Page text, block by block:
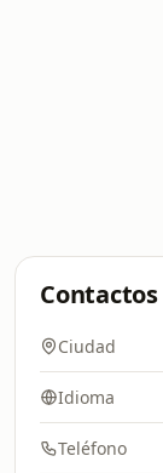
Contactos
Ciudad
Idioma
Teléfono